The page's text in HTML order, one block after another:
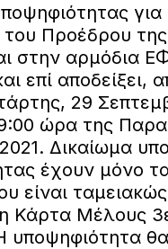
για
του Προέδρου
στην αρμόδια
επί αποδείξει,
29
ώρα της
Δικαίωμα
έχουν μόνο
είναι
Κάρτα Μέλους
υποψηφιότητα